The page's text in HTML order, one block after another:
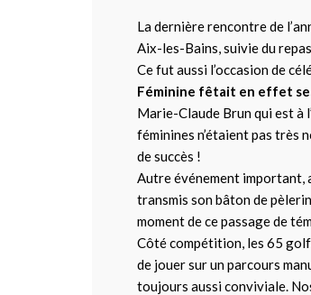
La dernière rencontre de
Aix-les-Bains, suivie du
Ce fut aussi l’occasion de
Féminine fêtait en effet
Marie-Claude Brun qui est à
féminines n’étaient pas très
de succès !
Autre événement important,
transmis son bâton de
moment de ce passage de
Côté compétition, les 65
de jouer sur un parcours
toujours aussi conviviale.